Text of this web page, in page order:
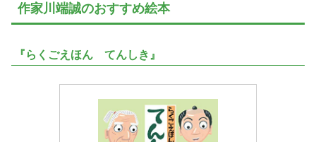
作家川端誠のおすすめ絵本
『らくごえほん てんしき』